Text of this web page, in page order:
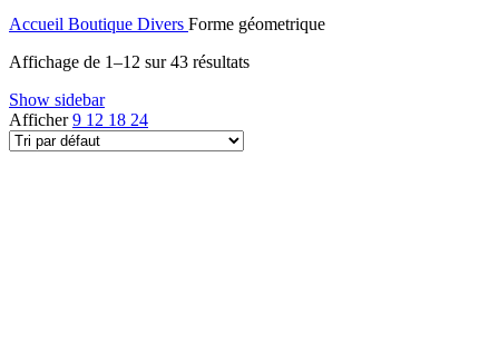
Accueil Boutique Divers Forme géometrique
Affichage de 1–12 sur 43 résultats
Show sidebar
Afficher9 12 18 24